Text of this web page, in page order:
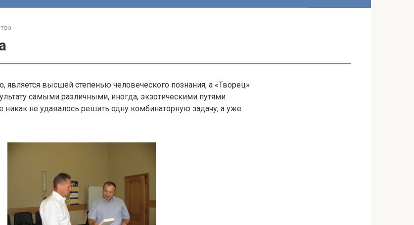
является высшей степенью человеческого познания, а «Творец»
самыми различными, иногда, экзотическими путями
не удавалось решить одну комбинаторную задачу, а уже